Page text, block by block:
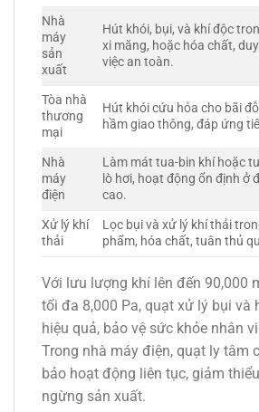
Nhà
máy
sản
xuất
Hút khói, bụi, và khí độc
xi măng, hoặc hóa chất,
việc an toàn.
Tòa nhà
thương
mại
Hút khói cứu hỏa cho bãi
hầm giao thông, đáp ứng
Nhà
máy
điện
Làm mát tua-bin khí hoặc
lò hơi, hoạt động ổn định ở
cao.
Xử lý khí
thải
Lọc bụi và xử lý khí thải
phẩm, hóa chất, tuân thủ
Với lưu lượng khí lên đến 90,000
tối đa 8,000 Pa, quạt xử lý bụi và
hiệu quả, bảo vệ sức khỏe nhân
Trong nhà máy điện, quạt ly tâm
bảo hoạt động liên tục, giảm
ngừng sản xuất.